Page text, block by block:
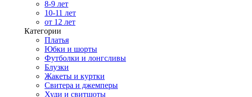
8-9 лет
10-11 лет
от 12 лет
Категории
Платья
Юбки и шорты
Футболки и лонгсливы
Блузки
Жакеты и куртки
Свитера и джемперы
Худи и свитшоты